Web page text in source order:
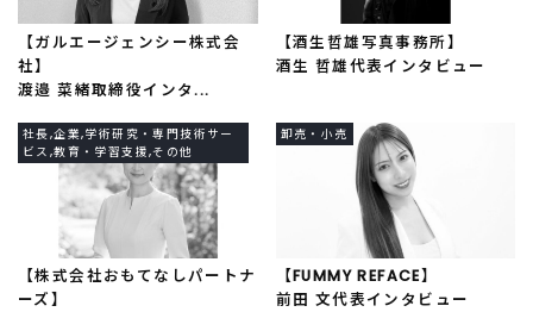
【ガルエージェンシー株式会
社】
渡邉 菜緒取締役インタ...
【酒生哲雄写真事務所】
酒生 哲雄代表インタビュー
社長,企業,学術研究・専門技術サー
ビス,教育・学習支援,その他
【株式会社おもてなしパートナ
ーズ】
卸売・小売
【FUMMY REFACE】
前田 文代表インタビュー